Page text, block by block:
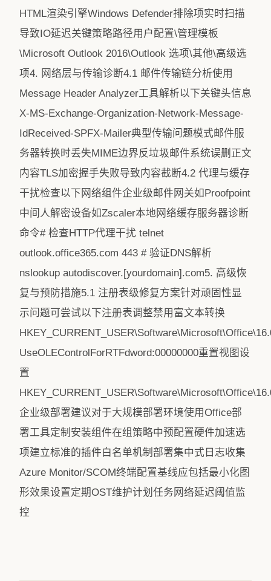
HTML渲染引擎Windows Defender排除项实时扫描
导致IO延迟关键策略路径用户配置\管理模板
\Microsoft Outlook 2016\Outlook 选项\其他\高级选
项4. 网络层与传输诊断4.1 邮件传输链分析使用
Message Header Analyzer工具解析以下关键头信息
X-MS-Exchange-Organization-Network-Message-
IdReceived-SPFX-Mailer典型传输问题模式邮件服
务器转换时丢失MIME边界反垃圾邮件系统误删正文
内容TLS加密握手失败导致内容截断4.2 代理与缓存
干扰检查以下网络组件企业级邮件网关如Proofpoint
中间人解密设备如Zscaler本地网络缓存服务器诊断
命令# 检查HTTP代理干扰 telnet
outlook.office365.com 443 # 验证DNS解析
nslookup autodiscover.[yourdomain].com5. 高级恢
复与预防措施5.1 注册表级修复方案针对顽固性显
示问题可尝试以下注册表调整禁用富文本转换
UseOLEControlForRTFdword:00000000重置视图设
置
企业级部署建议对于大规模部署环境使用Office部
署工具定制安装组件在组策略中预配置硬件加速选
项建立标准的插件白名单机制部署集中式日志收集
Azure Monitor/SCOM终端配置基线应包括最小化图
形效果设置定期OST维护计划任务网络延迟阈值监
控